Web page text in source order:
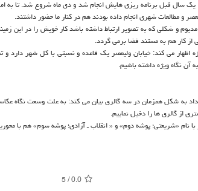
و مطالعات شهری انجام داده بودند هم در كنار ما حضور داشتند.
و شكلی كه به تصویر ارتباط داشته باشد كار خویش را در این
از كار هم به مستند فضا برمی گردد.
اظهار می كند: خیابان ولیعصر یك قاعده و نسبتی با كل شهر
آن نگاه ویژه داشته باشیم.
به شكل همزمان در سه گالری بیان می كند: به علت وسعت نگاه
از گالری ها را دخیل نماییم.
نام «شریعتی؛ پوشه دوم» و « انقلاب ـ آزادی؛ پوشه سوم» هم با
0.0
/
5